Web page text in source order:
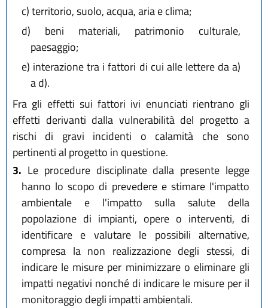
c)territorio, suolo, acqua, aria e clima;
d) beni materiali, patrimonio culturale,
paesaggio;
e) interazione tra i fattori di cui alle lettere da a)
a d).
Fra gli effetti sui fattori ivi enunciati rientrano gli
effetti derivanti dalla vulnerabilità del progetto a
rischi di gravi incidenti o calamità che sono
pertinenti al progetto in questione.
3. Le procedure disciplinate dalla presente legge
hanno lo scopo di prevedere e stimare l'impatto
ambientale e l'impatto sulla salute della
popolazione di impianti, opere o interventi, di
identificare e valutare le possibili alternative,
compresa la non realizzazione degli stessi, di
indicare le misure per minimizzare o eliminare gli
impatti negativi nonché di indicare le misure per il
monitoraggio degli impatti ambientali.